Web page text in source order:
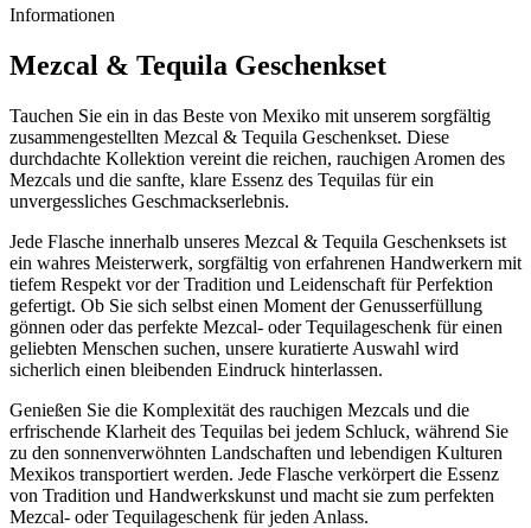
Informationen
Mezcal & Tequila Geschenkset
Tauchen Sie ein in das Beste von Mexiko mit unserem sorgfältig
zusammengestellten Mezcal & Tequila Geschenkset. Diese
durchdachte Kollektion vereint die reichen, rauchigen Aromen des
Mezcals und die sanfte, klare Essenz des Tequilas für ein
unvergessliches Geschmackserlebnis.
Jede Flasche innerhalb unseres Mezcal & Tequila Geschenksets ist
ein wahres Meisterwerk, sorgfältig von erfahrenen Handwerkern mit
tiefem Respekt vor der Tradition und Leidenschaft für Perfektion
gefertigt. Ob Sie sich selbst einen Moment der Genusserfüllung
gönnen oder das perfekte Mezcal- oder Tequilageschenk für einen
geliebten Menschen suchen, unsere kuratierte Auswahl wird
sicherlich einen bleibenden Eindruck hinterlassen.
Genießen Sie die Komplexität des rauchigen Mezcals und die
erfrischende Klarheit des Tequilas bei jedem Schluck, während Sie
zu den sonnenverwöhnten Landschaften und lebendigen Kulturen
Mexikos transportiert werden. Jede Flasche verkörpert die Essenz
von Tradition und Handwerkskunst und macht sie zum perfekten
Mezcal- oder Tequilageschenk für jeden Anlass.